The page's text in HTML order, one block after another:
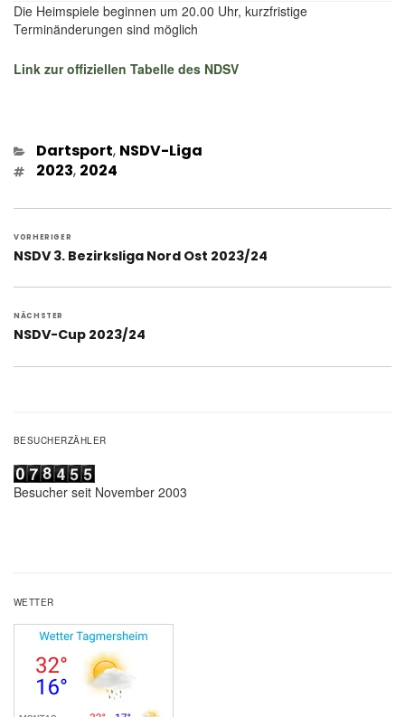
Die Heimspiele beginnen um 20.00 Uhr, kurzfristige
Terminänderungen sind möglich
Link zur offiziellen Tabelle des NDSV
Kategorien
Dartsport, NSDV-Liga
Schlagwörter
2023, 2024
VORHERIGER
Vorheriger
NSDV 3. Bezirksliga Nord Ost 2023/24
NÄCHSTER
Nächster
NSDV-Cup 2023/24
BESUCHERZÄHLER
Besucher seit November 2003
WETTER